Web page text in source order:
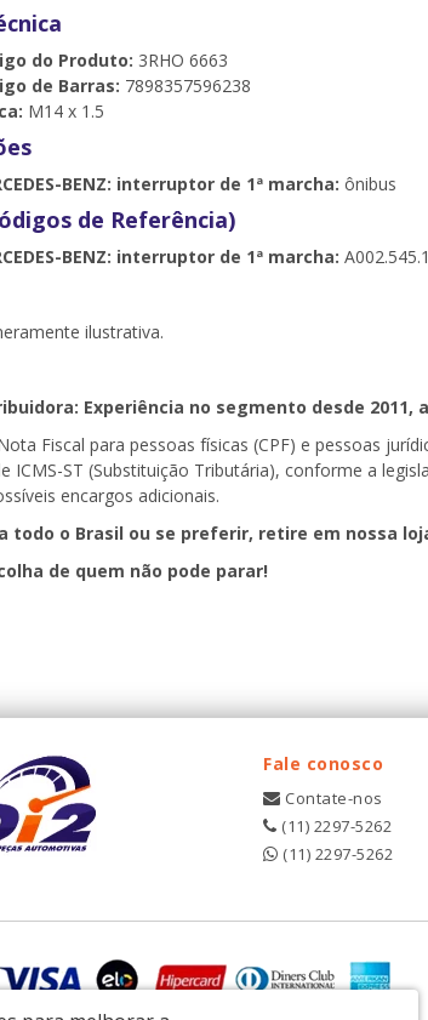
do Produto: 3RHO 6663
de Barras: 7898357596238
M14 x 1.5
BENZ: interruptor de 1ª marcha: ônibus
de Referência)
BENZ: interruptor de 1ª marcha:
ilustrativa.
Experiência no segmento desde
Fiscal para pessoas físicas (CPF) e pessoas
ICMS-ST (Substituição Tributária), conforme a
encargos adicionais.
todo o Brasil ou se preferir, retire em nossa
de quem não pode parar!
Fale conosco
Contate-nos
(11) 2297-5262
(11) 2297-5262